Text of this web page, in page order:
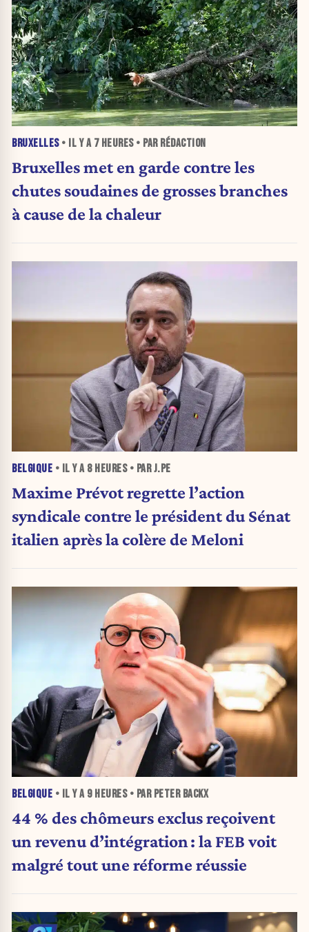
BRUXELLES• IL Y A 7 HEURES• PAR RÉDACTION
Bruxelles met en garde contre les
chutes soudaines de grosses branches
à cause de la chaleur
BELGIQUE • IL Y A 8 HEURES• PAR J.PE
Maxime Prévot regrette l’action
syndicale contre le président du Sénat
italien après la colère de Meloni
BELGIQUE • IL Y A 9 HEURES• PAR PETER BACKX
44 % des chômeurs exclus reçoivent
un revenu d’intégration : la FEB voit
malgré tout une réforme réussie